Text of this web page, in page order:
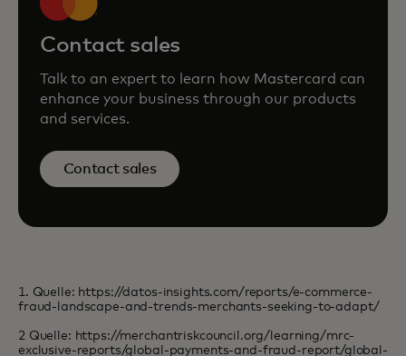
Contact sales
Talk to an expert to learn how Mastercard can
enhance your business through our products
and services.
Contact sales
1. Quelle: https://datos-insights.com/reports/e-commerce-
fraud-landscape-and-trends-merchants-seeking-to-adapt/
2 Quelle: https://merchantriskcouncil.org/learning/mrc-
exclusive-reports/global-payments-and-fraud-report/global-